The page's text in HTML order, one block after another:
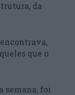
da
que o
semana, foi